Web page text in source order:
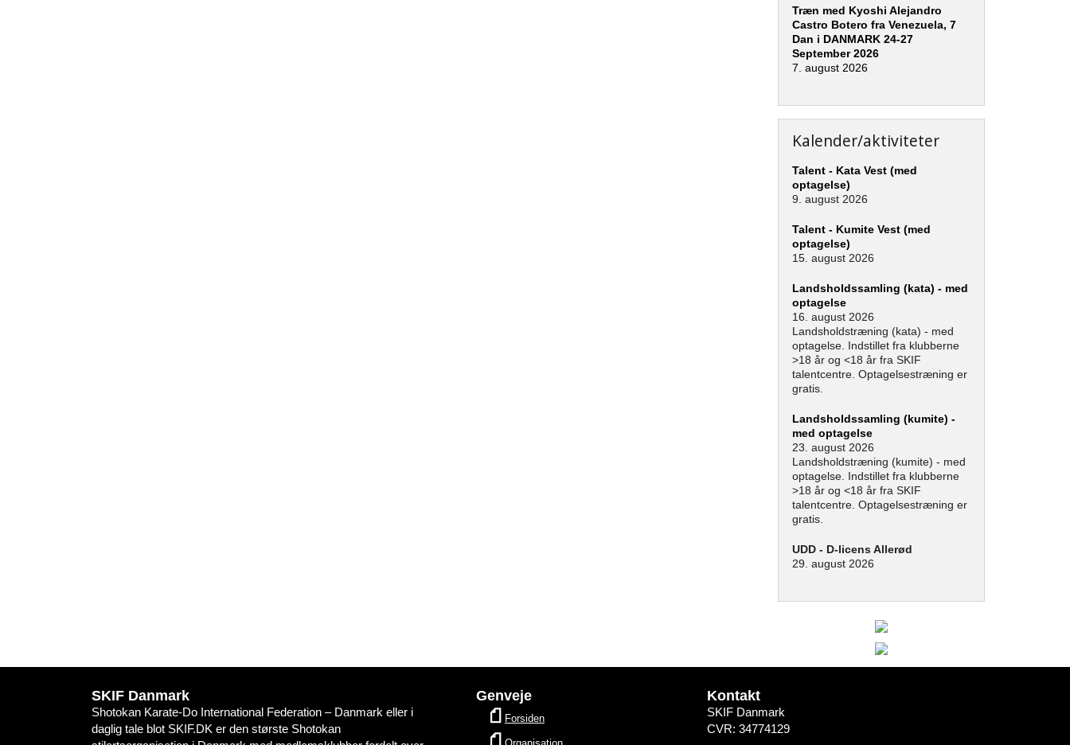
Træn med Kyoshi Alejandro
Castro Botero fra Venezuela, 7
Dan i DANMARK 24-27
September 2026
7. august 2026
Kalender/aktiviteter
Talent - Kata Vest (med
optagelse)
9. august 2026
Talent - Kumite Vest (med
optagelse)
15. august 2026
Landsholdssamling (kata) - med
optagelse
16. august 2026
Landsholdstræning (kata) - med
optagelse. Indstillet fra klubberne
>18 år og <18 år fra SKIF
talentcentre. Optagelsestræning er
gratis.
Landsholdssamling (kumite) -
med optagelse
23. august 2026
Landsholdstræning (kumite) - med
optagelse. Indstillet fra klubberne
>18 år og <18 år fra SKIF
talentcentre. Optagelsestræning er
gratis.
UDD - D-licens Allerød
29. august 2026
SKIF Danmark
Shotokan Karate-Do International Federation – Danmark eller i
daglig tale blot SKIF.DK er den største Shotokan
Genveje
Forsiden
Kontakt
SKIF Danmark
CVR: 34774129